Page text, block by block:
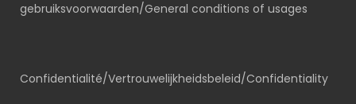
gebruiksvoorwaarden/General conditions of usages
Confidentialité/Vertrouwelijkheidsbeleid/Confidentiality